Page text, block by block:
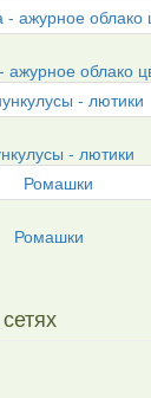
облако
- лютики
Ромашки